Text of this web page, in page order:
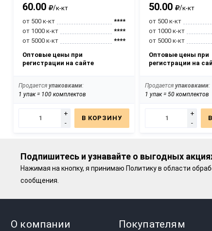
60.00 /к-кт
от 500 к-кт
****
от 1000 к-кт
****
от 5000 к-кт
****
Оптовые цены при
регистрации на сайте
Продается упаковками:
1 упак = 100 комплектов
+
-
В КОРЗИНУ
50.00 /к-кт
от 500 к-кт
от 1000 к-кт
от 5000 к-кт
Оптовые цены при
регистрации на
Продается упаковками:
1 упак = 50 комплектов
+
-
Подпишитесь и узнавайте о выгодных
Нажимая на кнопку, я принимаю Политику в области
сообщения.
О компании Покупателям